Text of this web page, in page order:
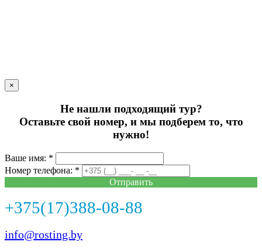
×
Не нашли подходящий тур?
Оставьте свой номер, и мы подберем то, что
нужно!
Ваше имя: *
Номер телефона: *
Отправить
+375(17)388-08-88
info@rosting.by